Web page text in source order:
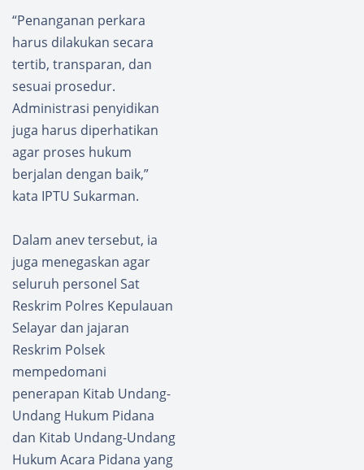
tas
Nias
“Penanganan perkara
harus dilakukan secara
tertib, transparan, dan
sesuai prosedur.
Administrasi penyidikan
juga harus diperhatikan
agar proses hukum
berjalan dengan baik,”
kata IPTU Sukarman.
Dalam anev tersebut, ia
juga menegaskan agar
seluruh personel Sat
Reskrim Polres Kepulauan
Selayar dan jajaran
Reskrim Polsek
mempedomani
penerapan Kitab Undang-
Undang Hukum Pidana
dan Kitab Undang-Undang
Hukum Acara Pidana yang